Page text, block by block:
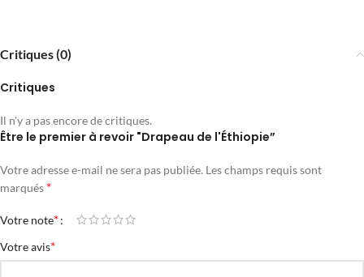
Critiques (0)
Critiques
Il n'y a pas encore de critiques.
Être le premier à revoir "Drapeau de l'Éthiopie”
Votre adresse e-mail ne sera pas publiée. Les champs requis sont
marqués *
Votre note*
Votre avis*